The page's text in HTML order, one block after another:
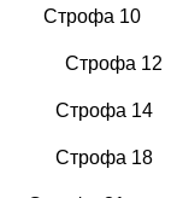
Строфа 10
Строфа 12
Строфа 14
Строфа 18